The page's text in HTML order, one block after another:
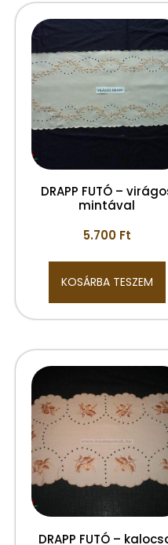
DRAPP FUTÓ –
mintával
5.700 Ft
KOSÁRBA TESZEM
DRAPP FUTÓ –